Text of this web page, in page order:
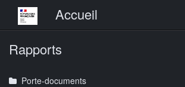
Menu principalAccueil
Rapports
Porte-documents